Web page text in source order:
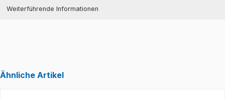
Weiterführende Informationen
Ähnliche Artikel